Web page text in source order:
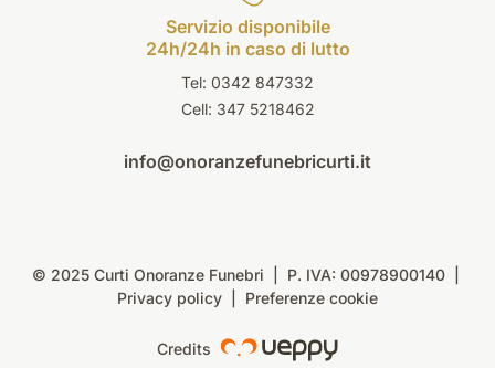
Servizio disponibile
24h/24h in caso di lutto
Tel: 0342 847332
Cell: 347 5218462
info@onoranzefunebricurti.it
© 2025 Curti Onoranze Funebri | P. IVA: 00978900140 |
Privacy policy
Preferenze cookie
Credits